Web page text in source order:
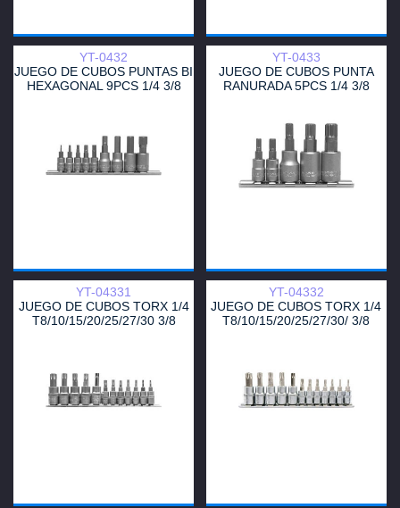
YT-0432
JUEGO DE CUBOS PUNTAS BI
HEXAGONAL 9PCS 1/4 3/8
YT-0433
JUEGO DE CUBOS PUNTA
RANURADA 5PCS 1/4 3/8
YT-04331
JUEGO DE CUBOS TORX 1/4
T8/10/15/20/25/27/30 3/8
YT-04332
JUEGO DE CUBOS TORX 1/4
T8/10/15/20/25/27/30/ 3/8